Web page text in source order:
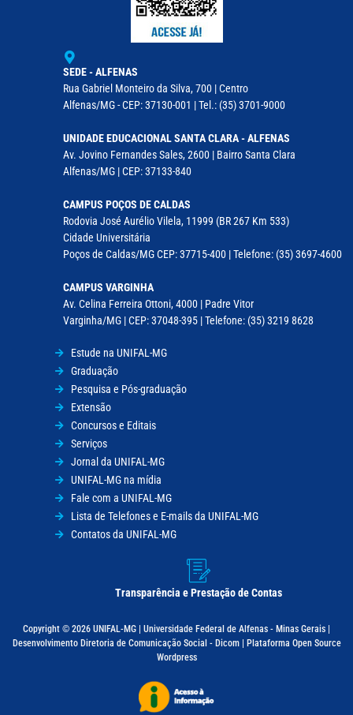
SEDE - ALFENAS
Rua Gabriel Monteiro da Silva, 700 | Centro
Alfenas/MG - CEP: 37130-001 | Tel.: (35) 3701-9000
UNIDADE EDUCACIONAL SANTA CLARA - ALFENAS
Av. Jovino Fernandes Sales, 2600 | Bairro Santa Clara
Alfenas/MG | CEP: 37133-840
CAMPUS POÇOS DE CALDAS
Rodovia José Aurélio Vilela, 11999 (BR 267 Km 533)
Cidade Universitária
Poços de Caldas/MG CEP: 37715-400 | Telefone: (35) 3697-4600
CAMPUS VARGINHA
Av. Celina Ferreira Ottoni, 4000 | Padre Vitor
Varginha/MG | CEP: 37048-395 | Telefone: (35) 3219 8628
Estude na UNIFAL-MG
Graduação
Pesquisa e Pós-graduação
Extensão
Concursos e Editais
Serviços
Jornal da UNIFAL-MG
UNIFAL-MG na mídia
Fale com a UNIFAL-MG
Lista de Telefones e E-mails da UNIFAL-MG
Contatos da UNIFAL-MG
Transparência e Prestação de Contas
Copyright © 2026 UNIFAL-MG | Universidade Federal de Alfenas - Minas Gerais |
Desenvolvimento Diretoria de Comunicação Social - Dicom | Plataforma Open Source
Wordpress